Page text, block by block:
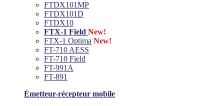
FTDX101MP
FTDX101D
FTDX10
FTX-1 Field New!
FTX-1 Optima New!
FT-710 AESS
FT-710 Field
FT-991A
FT-891
Émetteur-récepteur mobile